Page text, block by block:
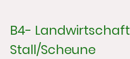
B4- Landwirtschaft
Stall/Scheune